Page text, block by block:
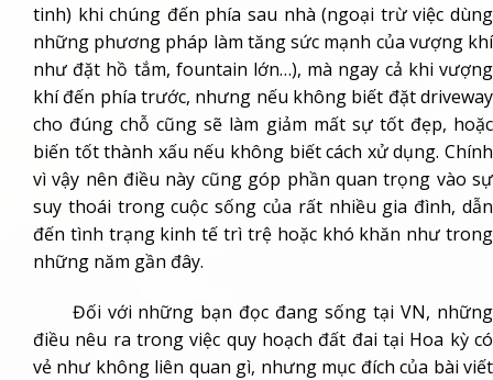
tinh) khi chúng đến phía sau nhà (ngoại trừ việc dùng
những phương pháp làm tăng sức mạnh của vượng khí
như đặt hồ tắm, fountain lớn…), mà ngay cả khi vượng
khí đến phía trước, nhưng nếu không biết đặt driveway
cho đúng chỗ cũng sẽ làm giảm mất sự tốt đẹp, hoặc
biến tốt thành xấu nếu không biết cách xử dụng. Chính
vì vậy nên điều này cũng góp phần quan trọng vào sự
suy thoái trong cuộc sống của rất nhiều gia đình, dẫn
đến tình trạng kinh tế trì trệ hoặc khó khăn như trong
những năm gần đây.
Đối với những bạn đọc đang sống tại VN, những
điều nêu ra trong việc quy hoạch đất đai tại Hoa kỳ có
vẻ như không liên quan gì, nhưng mục đích của bài viết